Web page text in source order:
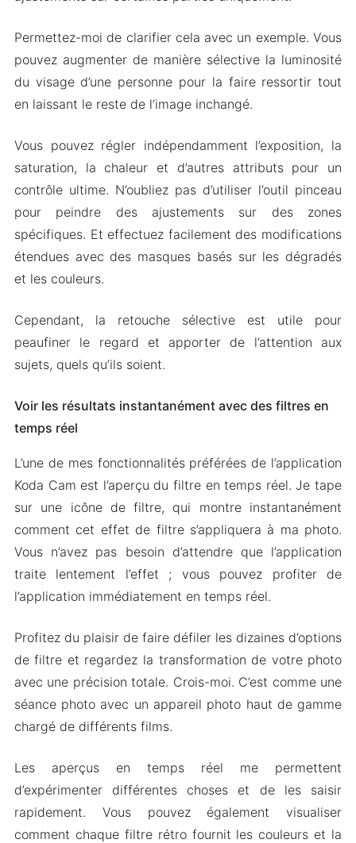
Permettez-moi de clarifier cela avec un exemple. Vous
pouvez augmenter de manière sélective la luminosité
du visage d’une personne pour la faire ressortir tout
en laissant le reste de l’image inchangé.
Vous pouvez régler indépendamment l’exposition, la
saturation, la chaleur et d’autres attributs pour un
contrôle ultime. N’oubliez pas d’utiliser l’outil pinceau
pour peindre des ajustements sur des zones
spécifiques. Et effectuez facilement des modifications
étendues avec des masques basés sur les dégradés
et les couleurs.
Cependant, la retouche sélective est utile pour
peaufiner le regard et apporter de l’attention aux
sujets, quels qu’ils soient.
Voir les résultats instantanément avec des filtres en
temps réel
L’une de mes fonctionnalités préférées de l’application
Koda Cam est l’aperçu du filtre en temps réel. Je tape
sur une icône de filtre, qui montre instantanément
comment cet effet de filtre s’appliquera à ma photo.
Vous n’avez pas besoin d’attendre que l’application
traite lentement l’effet ; vous pouvez profiter de
l’application immédiatement en temps réel.
Profitez du plaisir de faire défiler les dizaines d’options
de filtre et regardez la transformation de votre photo
avec une précision totale. Crois-moi. C’est comme une
séance photo avec un appareil photo haut de gamme
chargé de différents films.
Les aperçus en temps réel me permettent
d’expérimenter différentes choses et de les saisir
rapidement. Vous pouvez également visualiser
comment chaque filtre rétro fournit les couleurs et la